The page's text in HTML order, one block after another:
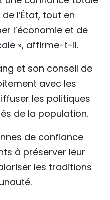
l’État, tout en
l’économie et de
», affirme-t-il.
et son conseil de
avec les
les politiques
de la population.
de confiance
à préserver leur
les traditions